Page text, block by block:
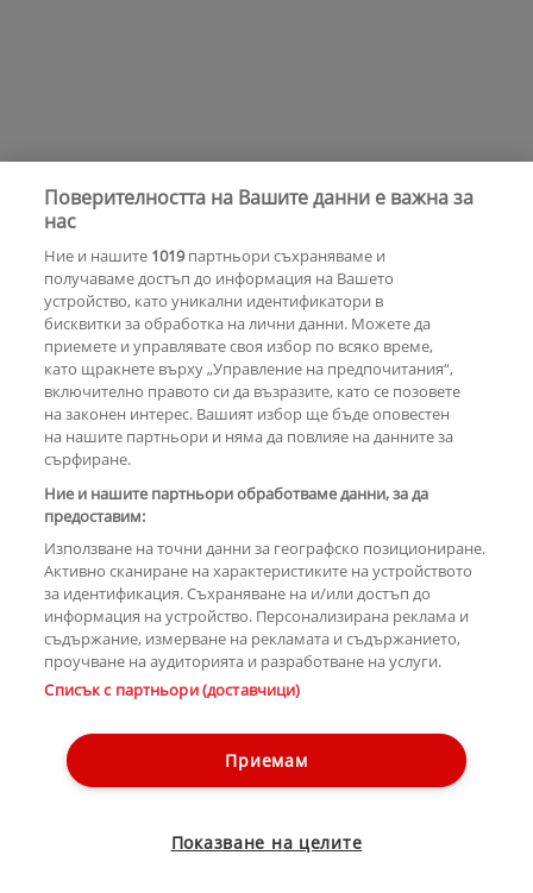
Поверителността на Вашите данни е важна за
нас
Ние и нашите 1019партньори съхраняваме и
получаваме достъп до информация на Вашето
устройство, като уникални идентификатори в
бисквитки за обработка на лични данни. Можете да
приемете и управлявате своя избор по всяко време,
като щракнете върху „Управление на предпочитания“,
включително правото си да възразите, като се позовете
на законен интерес. Вашият избор ще бъде оповестен
на нашите партньори и няма да повлияе на данните за
сърфиране.
Ние и нашите партньори обработваме данни, за да
предоставим:
Използване на точни данни за географско позициониране.
Активно сканиране на характеристиките на устройството
за идентификация. Съхраняване на и/или достъп до
информация на устройство. Персонализирана реклама и
съдържание, измерване на рекламата и съдържанието,
проучване на аудиторията и разработване на услуги.
Списък с партньори (доставчици)
Приемам
Показване на целите